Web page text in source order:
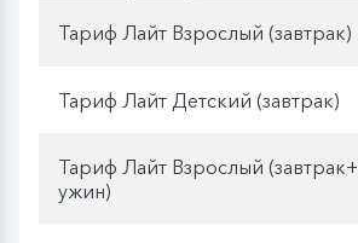
Тариф Лайт Взрослый (завтрак)
Тариф Лайт Детский (завтрак)
Тариф Лайт Взрослый (завтрак+
ужин)